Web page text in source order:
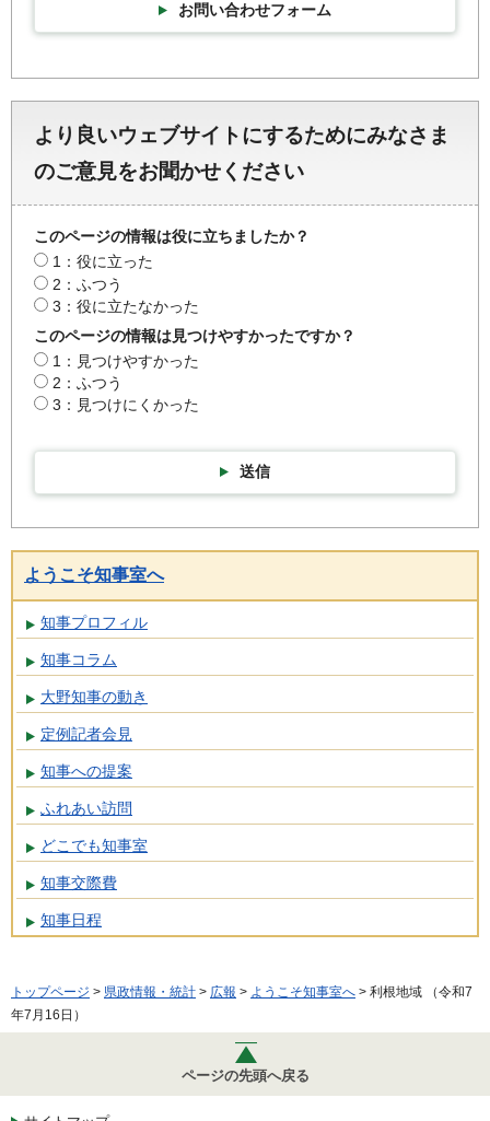
お問い合わせフォーム
より良いウェブサイトにするためにみなさま
のご意見をお聞かせください
このページの情報は役に立ちましたか？
1：役に立った
2：ふつう
3：役に立たなかった
このページの情報は見つけやすかったですか？
1：見つけやすかった
2：ふつう
3：見つけにくかった
送信
ようこそ知事室へ
知事プロフィル
知事コラム
大野知事の動き
定例記者会見
知事への提案
ふれあい訪問
どこでも知事室
知事交際費
知事日程
トップページ > 県政情報・統計 > 広報 > ようこそ知事室へ > 利根地域 （令和7
年7月16日）
ページの先頭へ戻る